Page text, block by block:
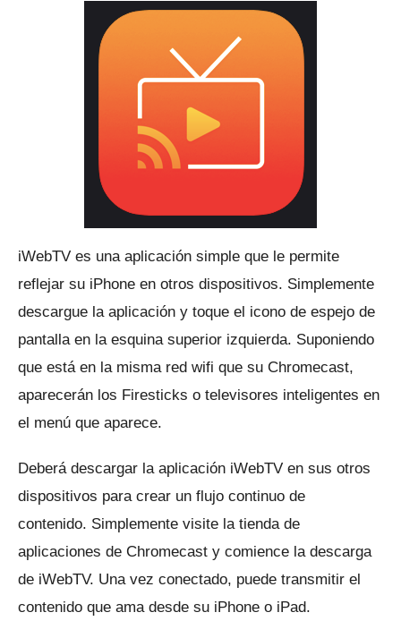
iWebTV es una aplicación simple que le permite
reflejar su iPhone en otros dispositivos. Simplemente
descargue la aplicación y toque el icono de espejo de
pantalla en la esquina superior izquierda. Suponiendo
que está en la misma red wifi que su Chromecast,
aparecerán los Firesticks o televisores inteligentes en
el menú que aparece.
Deberá descargar la aplicación iWebTV en sus otros
dispositivos para crear un flujo continuo de
contenido. Simplemente visite la tienda de
aplicaciones de Chromecast y comience la descarga
de iWebTV. Una vez conectado, puede transmitir el
contenido que ama desde su iPhone o iPad.